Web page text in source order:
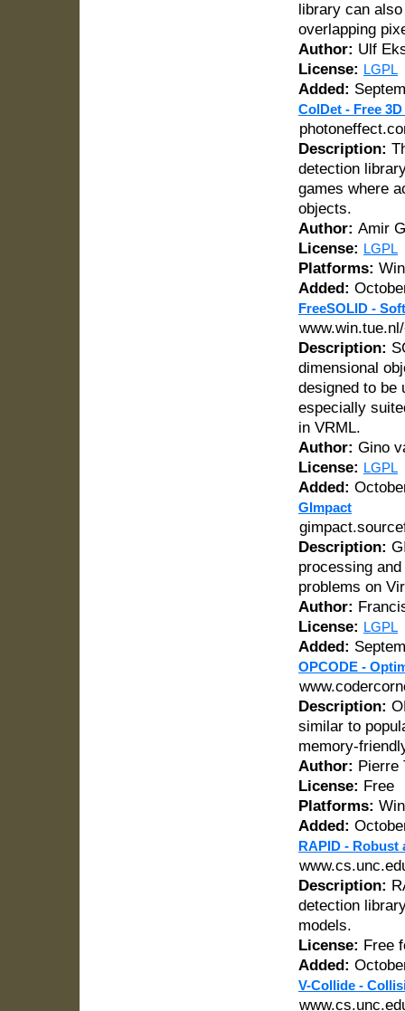
library can
overlapping
Author: Ulf
License: LGPL
Added:
ColDet - Free
Description:
detection
games where
objects.
Author: Amir
License: LGPL
Platforms:
Added:
FreeSOLID -
Description:
dimensional
designed to be
especially
in VRML.
Author: Gino
License: LGPL
Added:
GImpact
Description:
processing
problems on
Author:
License: LGPL
Added:
OPCODE -
Description:
similar to
memory-
Author: Pierre
License: Free
Platforms:
Added:
RAPID - Robust
Description:
detection
models.
License: Free
Added:
V-Collide -